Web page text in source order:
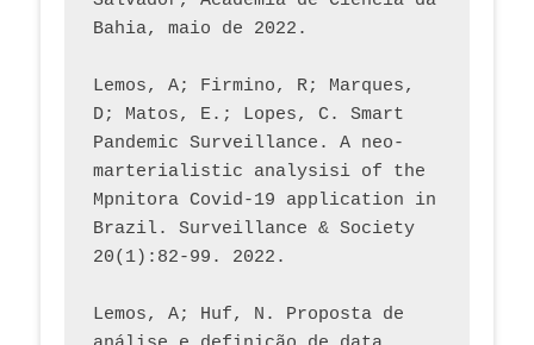
Bahia, maio de 2022.
Lemos, A; Firmino, R; Marques,
D; Matos, E.; Lopes, C. Smart
Pandemic Surveillance. A neo-
marterialistic analysisi of the
Mpnitora Covid-19 application in
Brazil. Surveillance & Society
20(1):82-99. 2022.
Lemos, A; Huf, N. Proposta de